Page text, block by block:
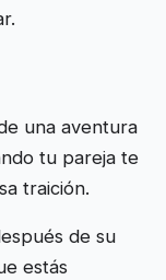
una aventura
tu pareja te
traición.
de su
estás